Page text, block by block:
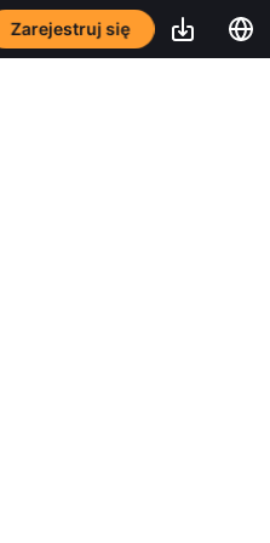
Zarejestruj się